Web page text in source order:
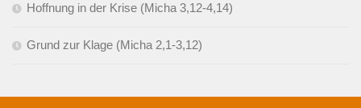
Hoffnung in der Krise (Micha 3,12-4,14)
Grund zur Klage (Micha 2,1-3,12)